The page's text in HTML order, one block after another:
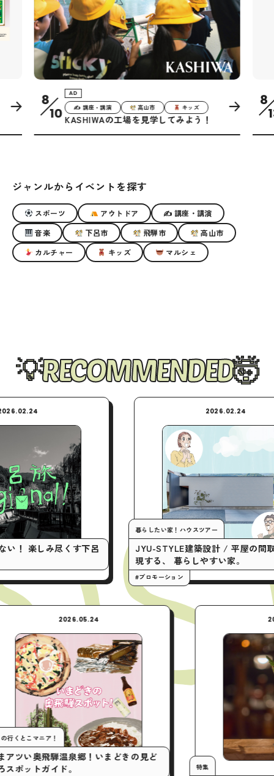
8
10
AD
✍ 講座・講演 高山市 キッズ
KASHIWAの工場を見学してみよう！
8
ジャンルからイベントを探す
スポーツ アウトドア
✍ 講座・講演
音楽
下呂市 飛騨市
高山市
カルチャー
キッズ マルシェ
RECOMMENDED
尽くす下呂
暮らしたい家！ハウスツアー
JYU-STYLE建築設計 / 平屋の間取りで実
現する、 暮らしやすい家。
#プロモーション
2026.05.24
今月の行くとこマニア！
いまアツい奥飛騨温泉郷！いまどきの見ど
ころスポットガイド。